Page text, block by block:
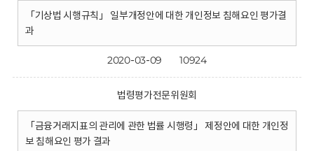
「기상법 시행규칙」 일부개정안에 대한 개인정보 침해요인 평가결
과
2020-03-09 10924
법령평가전문위원회
「금융거래지표의 관리에 관한 법률 시행령」 제정안에 대한 개인정
보 침해요인 평가 결과